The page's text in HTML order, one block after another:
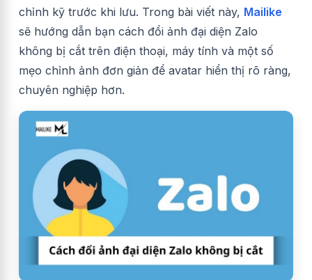
chỉnh kỹ trước khi lưu. Trong bài viết này, Mailike
sẽ hướng dẫn bạn cách đổi ảnh đại diện Zalo
không bị cắt trên điện thoại, máy tính và một số
mẹo chỉnh ảnh đơn giản để avatar hiển thị rõ ràng,
chuyên nghiệp hơn.